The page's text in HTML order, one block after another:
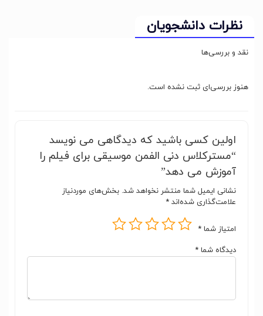
نظرات دانشجویان
نقد و بررسی‌ها
هنوز بررسی‌ای ثبت نشده است.
اولین کسی باشید که دیدگاهی می نویسد
“مسترکلاس دنی الفمن موسیقی برای فیلم را
آموزش می دهد”
نشانی ایمیل شما منتشر نخواهد شد. بخش‌های موردنیاز
علامت‌گذاری شده‌اند *
امتیاز شما *
دیدگاه شما *